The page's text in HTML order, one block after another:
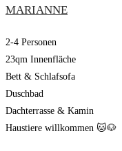
MARIANNE
2-4 Personen
23qm Innenfläche
Bett & Schlafsofa
Duschbad
Dachterrasse & Kamin
Haustiere willkommen 🐱🐶